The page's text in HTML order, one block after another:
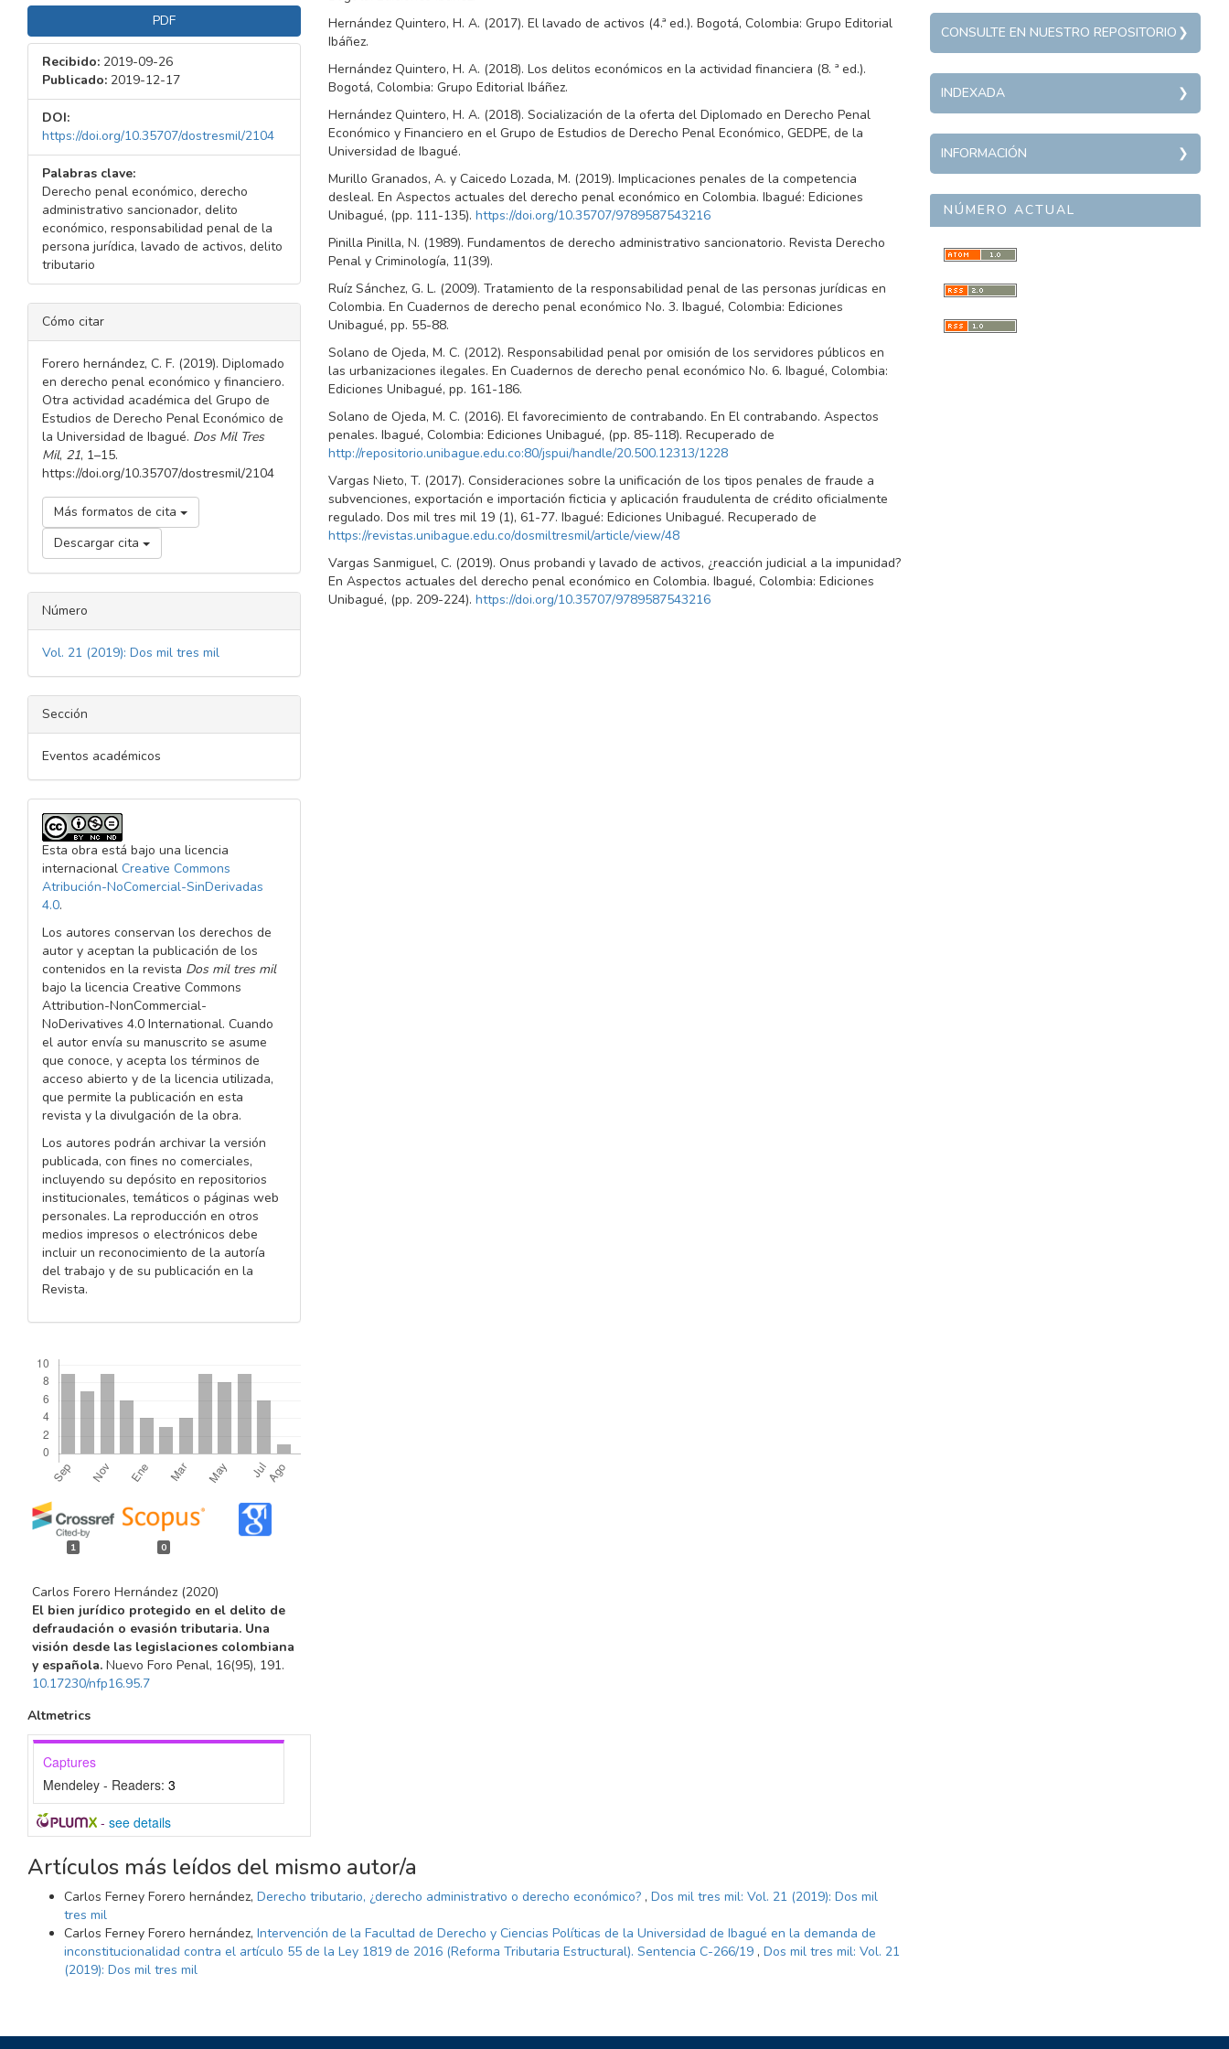
PDF
Recibido: 2019-09-26
Publicado: 2019-12-17
DOI:
https://doi.org/10.35707/dostresmil/2104
Palabras clave:
Derecho penal económico, derecho
administrativo sancionador, delito
económico, responsabilidad penal de la
persona jurídica, lavado de activos, delito
tributario
DETALLES
DEL
ARTÍCULO
Cómo citar
Forero hernández, C. F. (2019). Diplomado
en derecho penal económico y financiero.
Otra actividad académica del Grupo de
Estudios de Derecho Penal Económico de
la Universidad de Ibagué. Dos Mil Tres
Mil, 21, 1–15.
https://doi.org/10.35707/dostresmil/2104
Más formatos de cita
Descargar cita
Número
Vol. 21 (2019): Dos mil tres mil
Sección
Eventos académicos
Esta obra está bajo una licencia
internacional Creative Commons
Atribución-NoComercial-SinDerivadas
4.0.
Los autores conservan los derechos de
autor y aceptan la publicación de los
contenidos en la revista Dos mil tres mil
bajo la licencia Creative Commons
Attribution-NonCommercial-
NoDerivatives 4.0 International. Cuando
el autor envía su manuscrito se asume
que conoce, y acepta los términos de
acceso abierto y de la licencia utilizada,
que permite la publicación en esta
revista y la divulgación de la obra.
Los autores podrán archivar la versión
publicada, con fines no comerciales,
incluyendo su depósito en repositorios
institucionales, temáticos o páginas web
personales. La reproducción en otros
medios impresos o electrónicos debe
incluir un reconocimiento de la autoría
del trabajo y de su publicación en la
Revista.
1 0
Carlos Forero Hernández (2020)
El bien jurídico protegido en el delito de
defraudación o evasión tributaria. Una
visión desde las legislaciones colombiana
y española. Nuevo Foro Penal, 16(95), 191.
10.17230/nfp16.95.7
Altmetrics
Captures
Mendeley - Readers: 3
- see details
Hernández Quintero, H. A. (2017). El lavado de activos (4.ª ed.). Bogotá, Colombia: Grupo Editorial
Ibáñez.
Hernández Quintero, H. A. (2018). Los delitos económicos en la actividad financiera (8. ª ed.).
Bogotá, Colombia: Grupo Editorial Ibáñez.
Hernández Quintero, H. A. (2018). Socialización de la oferta del Diplomado en Derecho Penal
Económico y Financiero en el Grupo de Estudios de Derecho Penal Económico, GEDPE, de la
Universidad de Ibagué.
Murillo Granados, A. y Caicedo Lozada, M. (2019). Implicaciones penales de la competencia
desleal. En Aspectos actuales del derecho penal económico en Colombia. Ibagué: Ediciones
Unibagué, (pp. 111-135). https://doi.org/10.35707/9789587543216
Pinilla Pinilla, N. (1989). Fundamentos de derecho administrativo sancionatorio. Revista Derecho
Penal y Criminología, 11(39).
Ruíz Sánchez, G. L. (2009). Tratamiento de la responsabilidad penal de las personas jurídicas en
Colombia. En Cuadernos de derecho penal económico No. 3. Ibagué, Colombia: Ediciones
Unibagué, pp. 55-88.
Solano de Ojeda, M. C. (2012). Responsabilidad penal por omisión de los servidores públicos en
las urbanizaciones ilegales. En Cuadernos de derecho penal económico No. 6. Ibagué, Colombia:
Ediciones Unibagué, pp. 161-186.
Solano de Ojeda, M. C. (2016). El favorecimiento de contrabando. En El contrabando. Aspectos
penales. Ibagué, Colombia: Ediciones Unibagué, (pp. 85-118). Recuperado de
http://repositorio.unibague.edu.co:80/jspui/handle/20.500.12313/1228
Vargas Nieto, T. (2017). Consideraciones sobre la unificación de los tipos penales de fraude a
subvenciones, exportación e importación ficticia y aplicación fraudulenta de crédito oficialmente
regulado. Dos mil tres mil 19 (1), 61-77. Ibagué: Ediciones Unibagué. Recuperado de
https://revistas.unibague.edu.co/dosmiltresmil/article/view/48
Vargas Sanmiguel, C. (2019). Onus probandi y lavado de activos, ¿reacción judicial a la impunidad?
En Aspectos actuales del derecho penal económico en Colombia. Ibagué, Colombia: Ediciones
Unibagué, (pp. 209-224). https://doi.org/10.35707/9789587543216
Artículos más leídos del mismo autor/a
Carlos Ferney Forero hernández, Derecho tributario, ¿derecho administrativo o derecho económico? , Dos mil tres mil: Vol. 21 (2019): Dos mil
tres mil
Carlos Ferney Forero hernández, Intervención de la Facultad de Derecho y Ciencias Políticas de la Universidad de Ibagué en la demanda de
inconstitucionalidad contra el artículo 55 de la Ley 1819 de 2016 (Reforma Tributaria Estructural). Sentencia C-266/19 , Dos mil tres mil: Vol. 21
(2019): Dos mil tres mil
REPOSITORY
CONSULTE EN NUESTRO REPOSITORIO
Sociedad
Derecho penal
INDEXADA
INDEXADA
INFORMACIÓN
INFORMACIÓN
Edwin Rubio Medina
ISSN
2539-1933
0123-3408
DOI
10.35707/dostresmil
NÚMERO ACTUAL